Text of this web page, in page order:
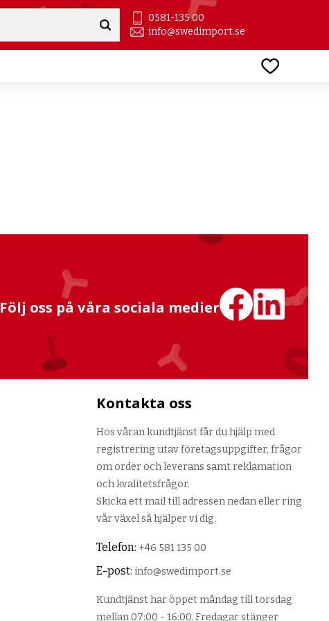
0581-135 00
info@swedimport.se
Följ oss på våra sociala medier
Kontakta oss
Hos våran kundtjänst får du hjälp med
registrering utav företagsuppgifter, frågor
om order och leverans samt reklamation
och kvalitetsfrågor.
Skicka ett mail till adressen nedan eller ring
vår växel så hjälper vi dig.
Telefon: +46 581 135 00
E-post: info@swedimport.se
Kundtjänst har öppet måndag till torsdag
mellan 07:00 - 16:00. Fredagar stänger